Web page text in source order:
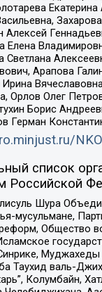
Елена
Светлана
Арапова
Орлов Олег
Борис
Герман
список
Российской
Шура
мусульмане,
Общество
Таухид валь-
Колумбайн,